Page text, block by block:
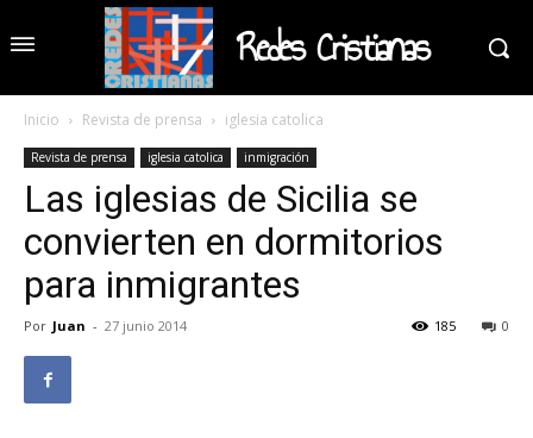
Redes Cristianas
Inicio Revista de prensa iglesia catolica
Revista de prensa iglesia catolica inmigración
Las iglesias de Sicilia se
convierten en dormitorios
para inmigrantes
Por Juan - 27 junio 2014 0
185